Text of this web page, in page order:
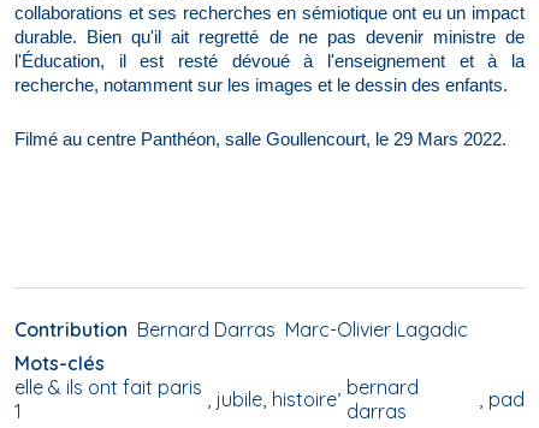
collaborations et ses recherches en sémiotique ont eu un impact
durable. Bien qu'il ait regretté de ne pas devenir ministre de
l'Éducation, il est resté dévoué à l'enseignement et à la
recherche, notamment sur les images et le dessin des enfants.
Filmé au centre Panthéon, salle Goullencourt, le 29 Mars 2022.
Contribution Bernard Darras Marc-Olivier Lagadic
Mots-clés
elle & ils ont fait paris
1
jubile histoire bernard
darras
pad